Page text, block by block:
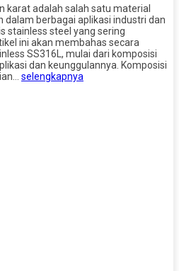
karat adalah salah satu material
berbagai aplikasi industri dan
stainless steel yang sering
ini akan membahas secara
SS316L, mulai dari komposisi
dan keunggulannya. Komposisi
selengkapnya